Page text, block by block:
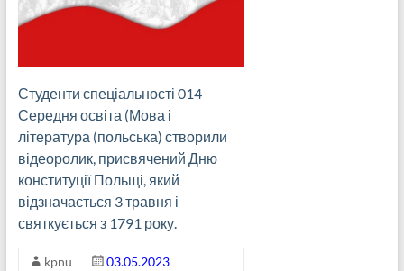
Студенти спеціальності 014
Середня освіта (Мова і
література (польська) створили
відеоролик, присвячений Дню
конституції Польщі, який
відзначається 3 травня і
святкується з 1791 року.
kpnu
03.05.2023